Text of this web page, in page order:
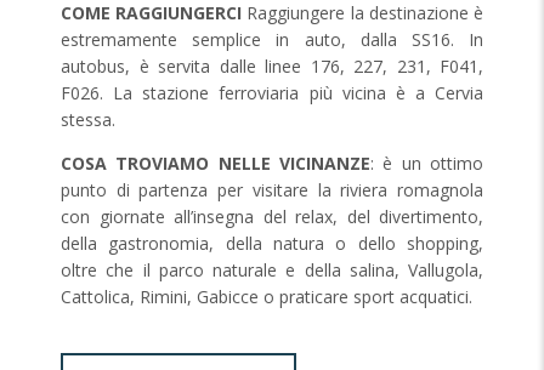
COME RAGGIUNGERCI Raggiungere la destinazione è
estremamente semplice in auto, dalla SS16. In
autobus, è servita dalle linee 176, 227, 231, F041,
F026. La stazione ferroviaria più vicina è a Cervia
stessa.
COSA TROVIAMO NELLE VICINANZE: è un ottimo
punto di partenza per visitare la riviera romagnola
con giornate all’insegna del relax, del divertimento,
della gastronomia, della natura o dello shopping,
oltre che il parco naturale e della salina, Vallugola,
Cattolica, Rimini, Gabicce o praticare sport acquatici.